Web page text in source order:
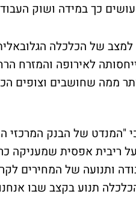
כך במידה ושוק
למצב של הכלכלה
לאירופה והמזרח
ממה שחושבים וצופים
כי "המנדט של הבנק
על ריבית אפסית שמעניקה
תנוע בקצב שבו